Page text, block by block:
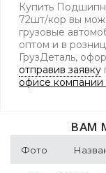
Купить
72шт/кор вы
грузовые
оптом и в
ГрузДеталь,
отправив заявку
офисе компании
ВАМ
Фото